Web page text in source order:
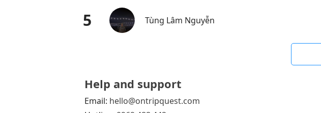
5 Tùng Lâm Nguyễn
Help and support
Email: hello@ontripquest.com